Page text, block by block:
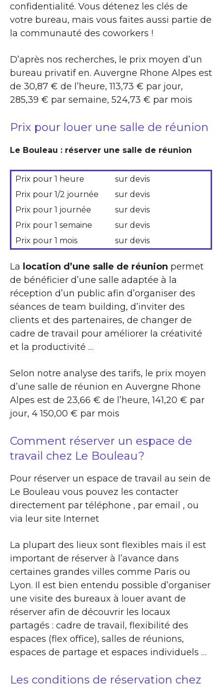
confidentialité. Vous détenez les clés de
votre bureau, mais vous faites aussi partie de
la communauté des coworkers !
D’après nos recherches, le prix moyen d’un
bureau privatif en. Auvergne Rhone Alpes est
de 30,87 € de l’heure, 113,73 € par jour,
285,39 € par semaine, 524,73 € par mois
Prix pour louer une salle de réunion
Le Bouleau : réserver une salle de réunion
Prix pour 1 heure
sur devis
Prix pour 1/2 journée
sur devis
Prix pour 1 journée
sur devis
Prix pour 1 semaine
sur devis
Prix pour 1 mois
sur devis
La location d’une salle de réunion permet
de bénéficier d’une salle adaptée à la
réception d’un public afin d’organiser des
séances de team building, d’inviter des
clients et des partenaires, de changer de
cadre de travail pour améliorer la créativité
et la productivité …
Selon notre analyse des tarifs, le prix moyen
d’une salle de réunion en Auvergne Rhone
Alpes est de 23,66 € de l’heure, 141,20 € par
jour, 4 150,00 € par mois
Comment réserver un espace de
travail chez Le Bouleau?
Pour réserver un espace de travail au sein de
Le Bouleau vous pouvez les contacter
directement par téléphone , par email , ou
via leur site Internet
La plupart des lieux sont flexibles mais il est
important de réserver à l’avance dans
certaines grandes villes comme Paris ou
Lyon. Il est bien entendu possible d’organiser
une visite des bureaux à louer avant de
réserver afin de découvrir les locaux
partagés : cadre de travail, flexibilité des
espaces (flex office), salles de réunions,
espaces de partage et espaces individuels …
Les conditions de réservation chez